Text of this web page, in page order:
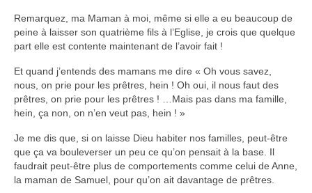
Remarquez, ma Maman à moi, même si elle a eu beaucoup de
peine à laisser son quatrième fils à l’Eglise, je crois que quelque
part elle est contente maintenant de l’avoir fait !
Et quand j’entends des mamans me dire « Oh vous savez,
nous, on prie pour les prêtres, hein ! Oh oui, il nous faut des
prêtres, on prie pour les prêtres ! …Mais pas dans ma famille,
hein, ça non, on n’en veut pas, hein ! »
Je me dis que, si on laisse Dieu habiter nos familles, peut-être
que ça va bouleverser un peu ce qu’on pensait à la base. Il
faudrait peut-être plus de comportements comme celui de Anne,
la maman de Samuel, pour qu’on ait davantage de prêtres.